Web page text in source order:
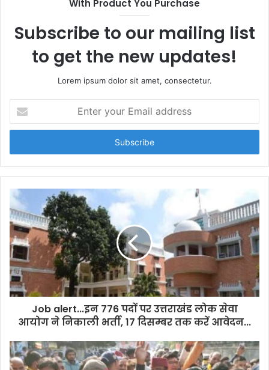
With Product You Purchase
Subscribe to our mailing list
to get the new updates!
Lorem ipsum dolor sit amet, consectetur.
t
r
y
u
r
E
m
a
i
l
a
d
s
s
Job alert...इन 776 पदों पर उत्तराखंड लोक सेवा
आयोग ने निकाली भर्ती, 17 दिसम्बर तक करें आवेदन...